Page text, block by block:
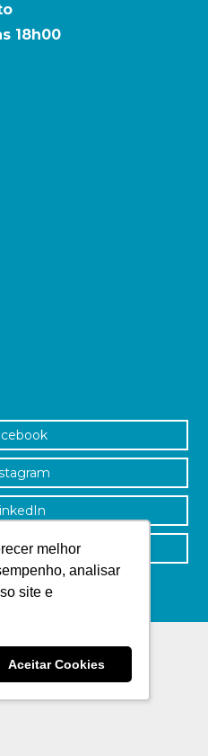
melhor
analisar
site e
Aceitar Cookies
18h00